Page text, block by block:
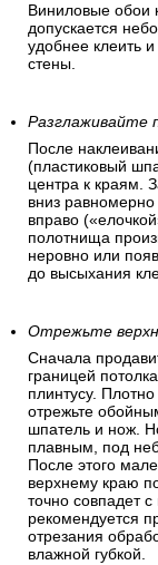
Виниловые обои
допускается
удобнее клеить
стены.
Разглаживайте
После
(пластиковый
центра к краям.
вниз
вправо
полотнища
неровно или
до высыхания
Отрежьте
Сначала
границей
плинтусу.
отрежьте
шпатель и нож.
плавным, под
После этого
верхнему краю
точно совпадет
рекомендуется
отрезания
влажной губкой.